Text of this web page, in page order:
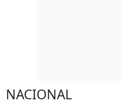
NACIONAL